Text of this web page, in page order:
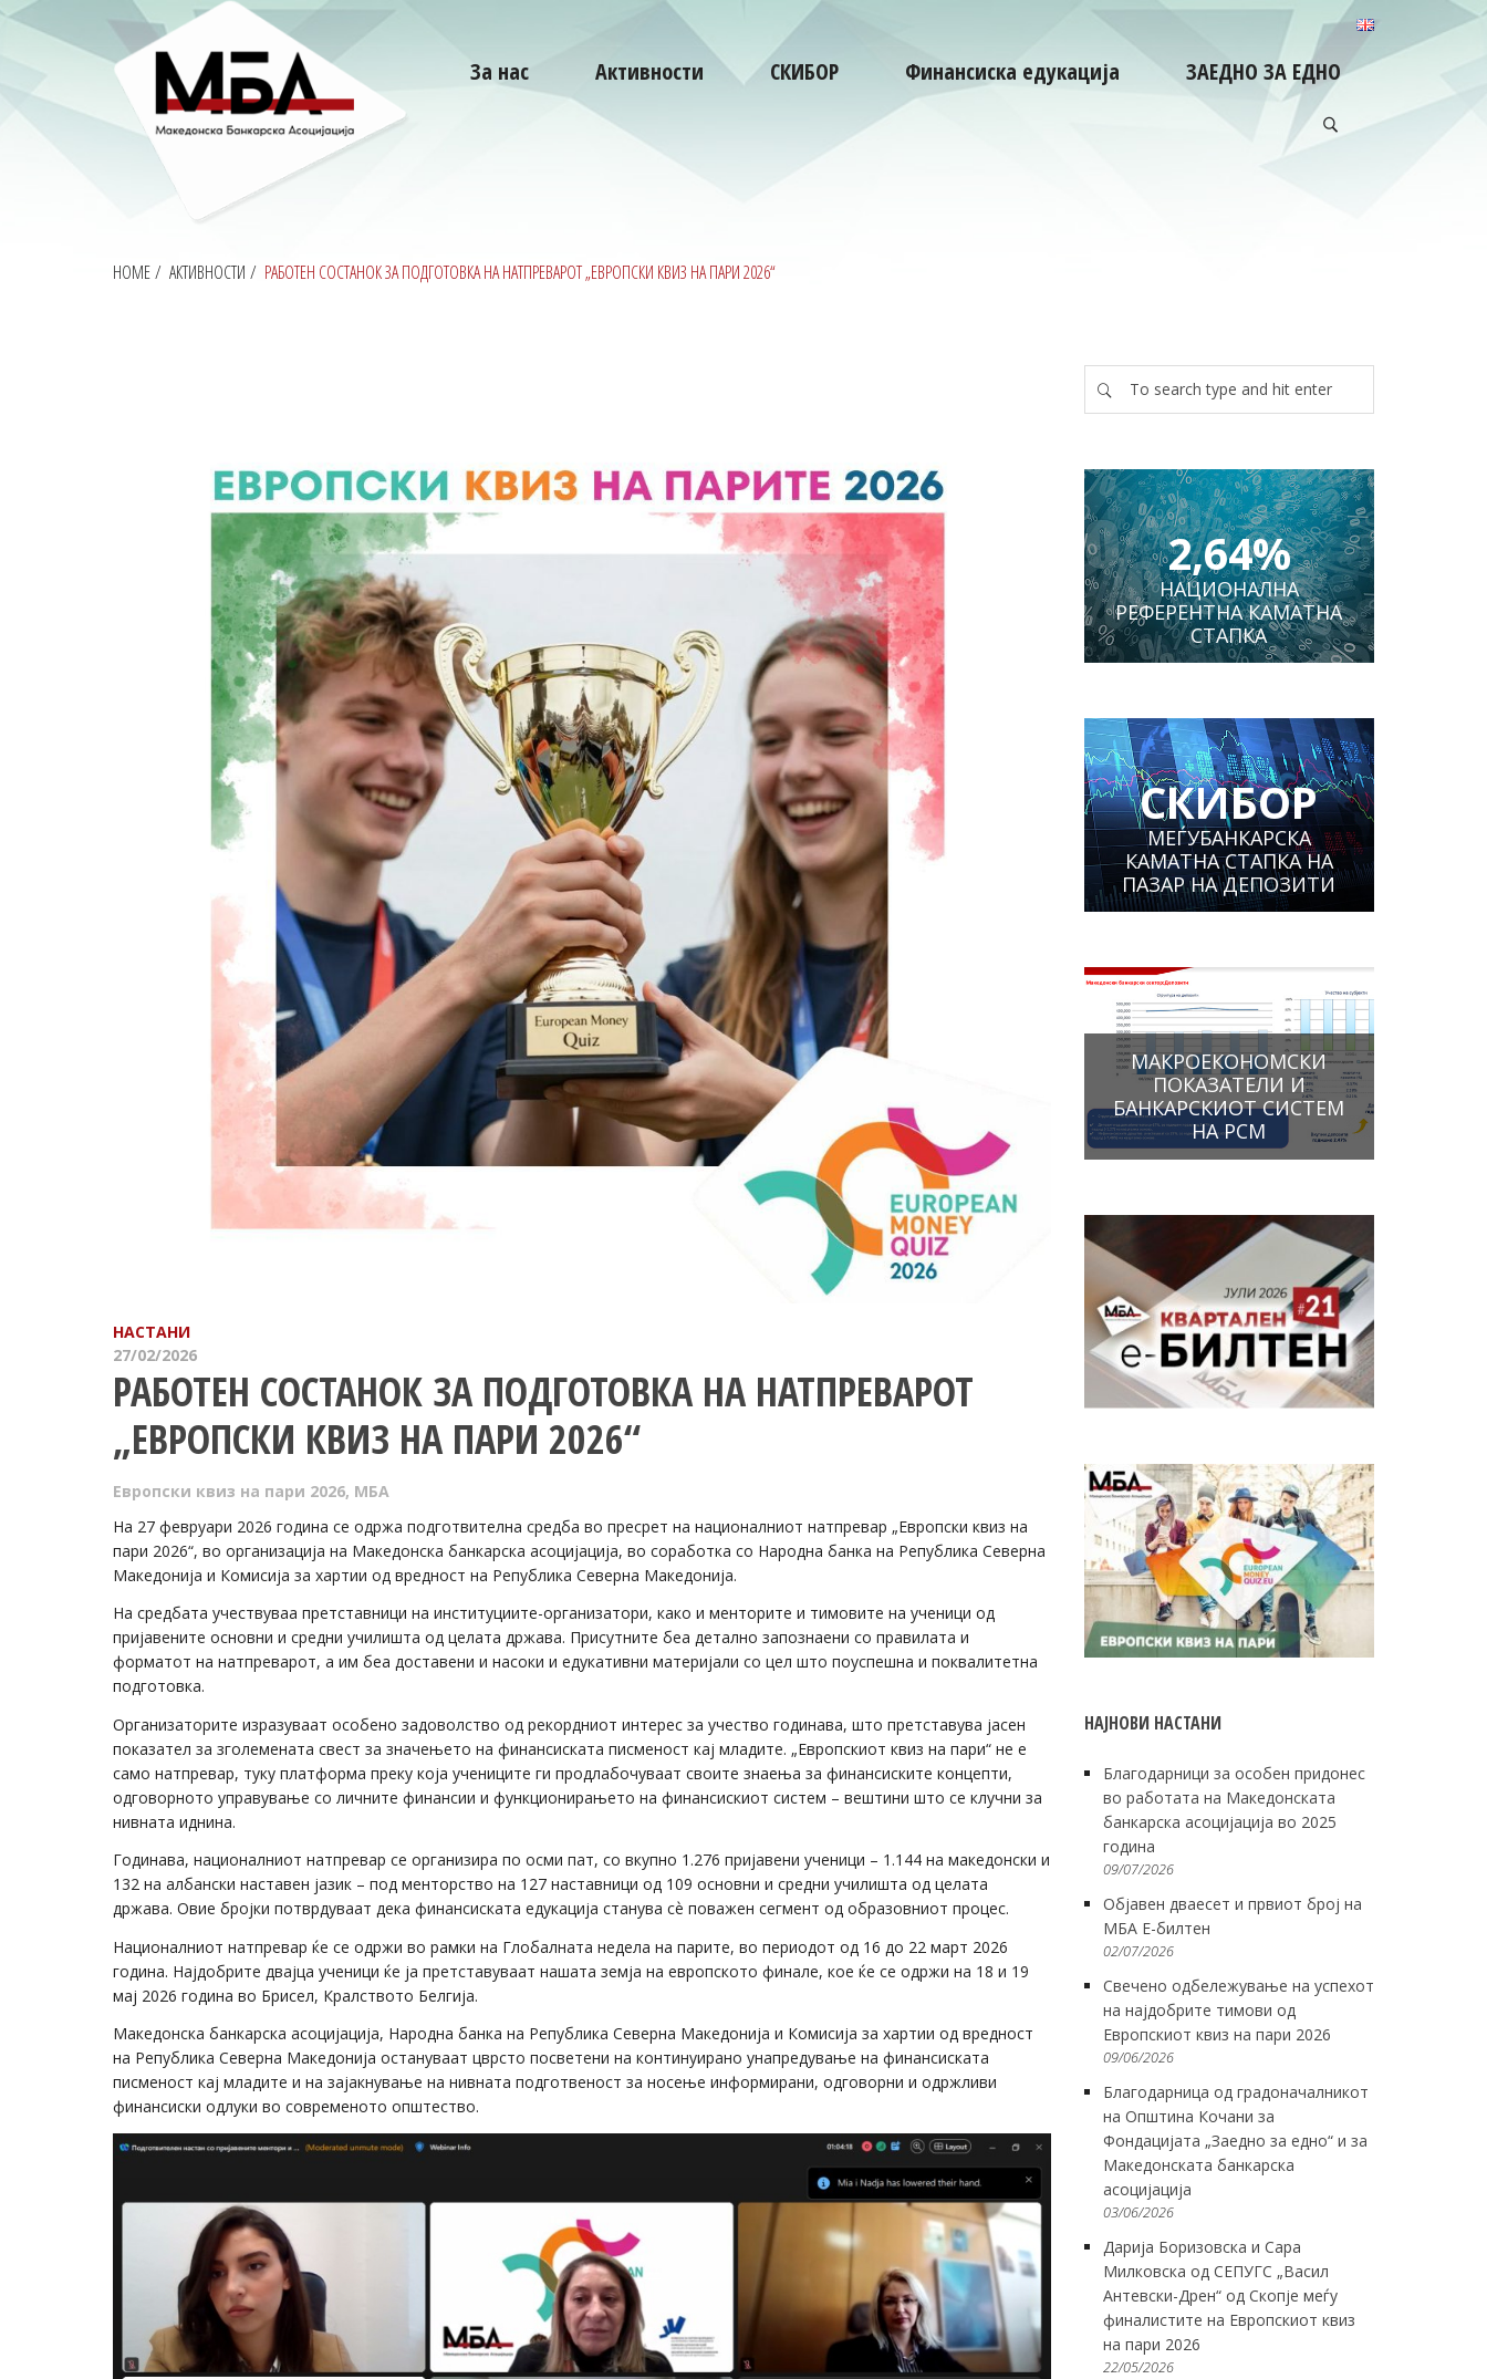
За нас Активности СКИБОР Финансиска едукација ЗАЕДНО ЗА ЕДНО
HOME/ АКТИВНОСТИ / РАБОТЕН СОСТАНОК ЗА ПОДГОТОВКА НА НАТПРЕВАРОТ „ЕВРОПСКИ КВИЗ НА ПАРИ 2026“
НАСТАНИ
27/02/2026
РАБОТЕН СОСТАНОК ЗА ПОДГОТОВКА НА НАТПРЕВАРОТ
„ЕВРОПСКИ КВИЗ НА ПАРИ 2026“
Европски квиз на пари 2026, МБА
На 27 февруари 2026 година се одржа подготвителна средба во пресрет на националниот натпревар „Европски квиз на
пари 2026“, во организација на Македонска банкарска асоцијација, во соработка со Народна банка на Република Северна
Македонија и Комисија за хартии од вредност на Република Северна Македонија.
На средбата учествуваа претставници на институциите-организатори, како и менторите и тимовите на ученици од
пријавените основни и средни училишта од целата држава. Присутните беа детално запознаени со правилата и
форматот на натпреварот, а им беа доставени и насоки и едукативни материјали со цел што поуспешна и поквалитетна
подготовка.
Организаторите изразуваат особено задоволство од рекордниот интерес за учество годинава, што претставува јасен
показател за зголемената свест за значењето на финансиската писменост кај младите. „Европскиот квиз на пари“ не е
само натпревар, туку платформа преку која учениците ги продлабочуваат своите знаења за финансиските концепти,
одговорното управување со личните финансии и функционирањето на финансискиот систем – вештини што се клучни за
нивната иднина.
Годинава, националниот натпревар се организира по осми пат, со вкупно 1.276 пријавени ученици – 1.144 на македонски и
132 на албански наставен јазик – под менторство на 127 наставници од 109 основни и средни училишта од целата
држава. Овие бројки потврдуваат дека финансиската едукација станува сѐ поважен сегмент од образовниот процес.
Националниот натпревар ќе се одржи во рамки на Глобалната недела на парите, во периодот од 16 до 22 март 2026
година. Најдобрите двајца ученици ќе ја претставуваат нашата земја на европското финале, кое ќе се одржи на 18 и 19
мај 2026 година во Брисел, Кралството Белгија.
Македонска банкарска асоцијација, Народна банка на Република Северна Македонија и Комисија за хартии од вредност
на Република Северна Македонија остануваат цврсто посветени на континуирано унапредување на финансиската
писменост кај младите и на зајакнување на нивната подготвеност за носење информирани, одговорни и одржливи
финансиски одлуки во современото општество.
2,64%
НАЦИОНАЛНА
РЕФЕРЕНТНА КАМАТНА
СТАПКА
СКИБОР
МЕЃУБАНКАРСКА
КАМАТНА СТАПКА НА
ПАЗАР НА ДЕПОЗИТИ
МАКРОЕКОНОМСКИ
ПОКАЗАТЕЛИ И
БАНКАРСКИОТ СИСТЕМ
НА РСМ
НАЈНОВИ НАСТАНИ
Благодарници за особен придонес
во работата на Македонската
банкарска асоцијација во 2025
година
09/07/2026
Објавен дваесет и првиот број на
МБА Е-билтен
02/07/2026
Свечено одбележување на успехот
на најдобрите тимови од
Европскиот квиз на пари 2026
09/06/2026
Благодарница од градоначалникот
на Општина Кочани за
Фондацијата „Заедно за едно“ и за
Македонската банкарска
асоцијација
03/06/2026
Дарија Боризовска и Сара
Милковска од СЕПУГС „Васил
Антевски-Дрен“ од Скопје меѓу
финалистите на Европскиот квиз
на пари 2026
22/05/2026